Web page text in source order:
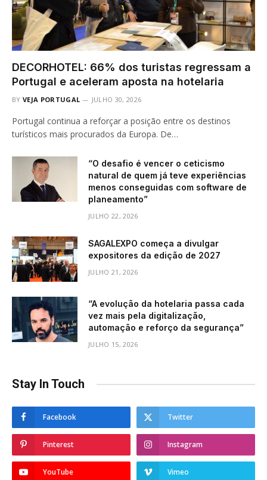
DECORHOTEL: 66% dos turistas regressam a
Portugal e aceleram aposta na hotelaria
BY VEJA PORTUGAL JULHO 30, 2026
Portugal continua a reforçar a posição entre os destinos
turísticos mais procurados da Europa. De…
“O desafio é vencer o ceticismo
natural de quem já teve experiências
menos conseguidas com software de
planeamento”
JULHO 22, 2026
SAGALEXPO começa a divulgar
expositores da edição de 2027
JULHO 21, 2026
“A evolução da hotelaria passa cada
vez mais pela digitalização,
automação e reforço da segurança”
JULHO 15, 2026
Stay In Touch
Facebook Twitter
Pinterest Instagram
YouTube Vimeo